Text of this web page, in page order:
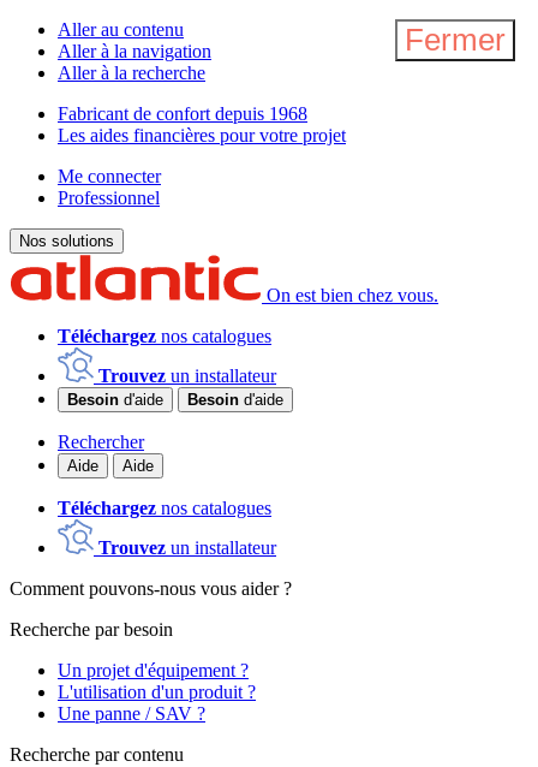
Aller au contenu
Aller à la navigation
Aller à la recherche
Fabricant de confort depuis 1968
Les aides financières pour votre projet
Me connecter
Professionnel
Nos solutions
On est bien chez vous.
Téléchargez nos catalogues
Trouvez un installateur
Besoin d'aide Besoin d'aide
Rechercher
Aide Aide
Téléchargez nos catalogues
Trouvez un installateur
Comment pouvons-nous vous aider ?
Recherche par besoin
Un projet d'équipement ?
L'utilisation d'un produit ?
Une panne / SAV ?
Recherche par contenu
Fermer